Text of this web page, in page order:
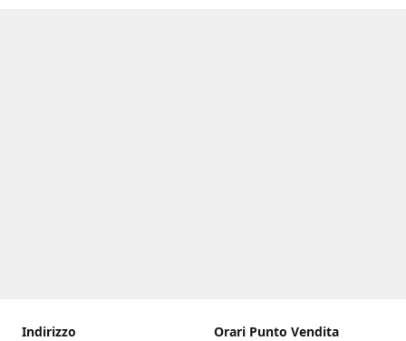
Indirizzo
Orari Punto Vendita